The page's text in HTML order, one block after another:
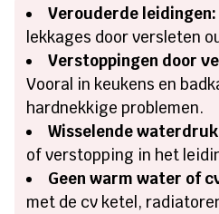
Verouderde leidingen:
lekkages door versleten
Verstoppingen door
Vooral in keukens en
hardnekkige problemen.
Wisselende
of verstopping in het
Geen warm water of
met de cv ketel,